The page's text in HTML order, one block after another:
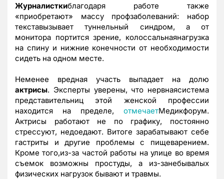
Журналисткиблагодаря работе также
«приобретают» массу профзаболеваний: набор
текставызывает туннельный синдром, а от
монитора портится зрение, колоссальнаянагрузка
на спину и нижние конечности от необходимости
сидеть на одном месте.
Неменее вредная участь выпадает на долю
актрисы. Эксперты уверены, что нервнаясистема
представительниц этой женской профессии
находится на пределе, отмечаетМедикфорум.
Актрисы работают не по графику, постоянно
стрессуют, недоедают. Витоге зарабатывают себе
гастриты и другие проблемы с пищеварением.
Кроме того,из-за частой работы на улице во время
съемок возможны простуды, а из-занебывалых
физических нагрузок бывают и травмы.